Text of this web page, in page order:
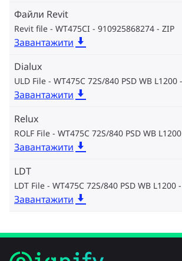
Файли Revit
Revit file - WT475CI - 910925868274 ZIP
Завантажити
Dialux
ULD File - WT475C 72S/840 PSD WB L1200
Завантажити
Relux
ROLF File - WT475C 72S/840 PSD WB L1200
Завантажити
LDT
LDT File - WT475C 72S/840 PSD WB L1200
Завантажити